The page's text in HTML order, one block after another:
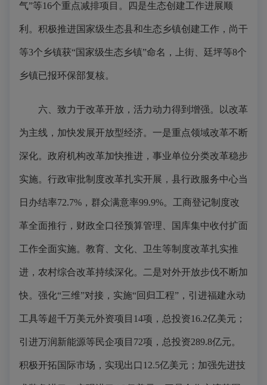
气”等16个重点减排项目。四是生态创建工作进展顺
利。积极推进国家级生态县和生态乡镇创建工作，尚干
等3个乡镇获“国家级生态乡镇”命名，上街、廷坪等8个
乡镇已报环保部复核。
六、致力于改革开放，活力动力得到增强。以改革
为主线，加快发展开放型经济。一是重点领域改革不断
深化。政府机构改革加快推进，事业单位分类改革稳步
实施。行政审批制度改革扎实开展，县行政服务中心当
日办结率72.7%，群众满意率99.9%。工商登记制度改
革全面推行，财政全口径预算管理、国库集中收付扩面
工作全面实施。教育、文化、卫生等制度改革扎实推
进，农村综合改革持续深化。二是对外开放步伐不断加
快。强化“三维”对接，实施“回归工程”，引进福建永动
工具等超千万美元外资项目14项，总投资16.2亿美元；
引进万润新能源等民企项目72项，总投资289.8亿元。
积极开拓国际市场，实现出口12.5亿美元；加强先进技